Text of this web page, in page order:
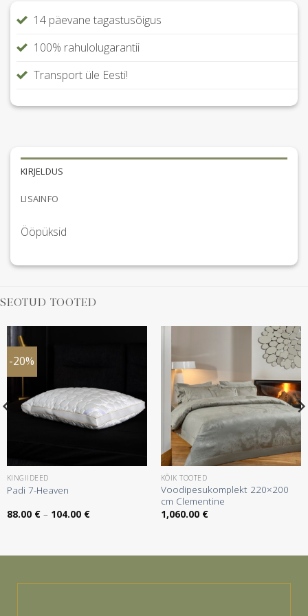
14 päevane tagastusõigus
100% rahulolugarantii
Transport üle Eesti!
KIRJELDUS
LISAINFO
Ööpüksid
SEOTUD TOOTED
-20%
KINGIIDEED
Padi 7-Heaven
88.00 € – 104.00 €Hinnavahemik:
88.00 €
KÕIK TOOTED
Voodipesukomplekt 220×200
cm Clementine
1,060.00 €